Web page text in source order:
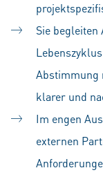
Sie
Abstimmung
klarer und
Im engen
externen